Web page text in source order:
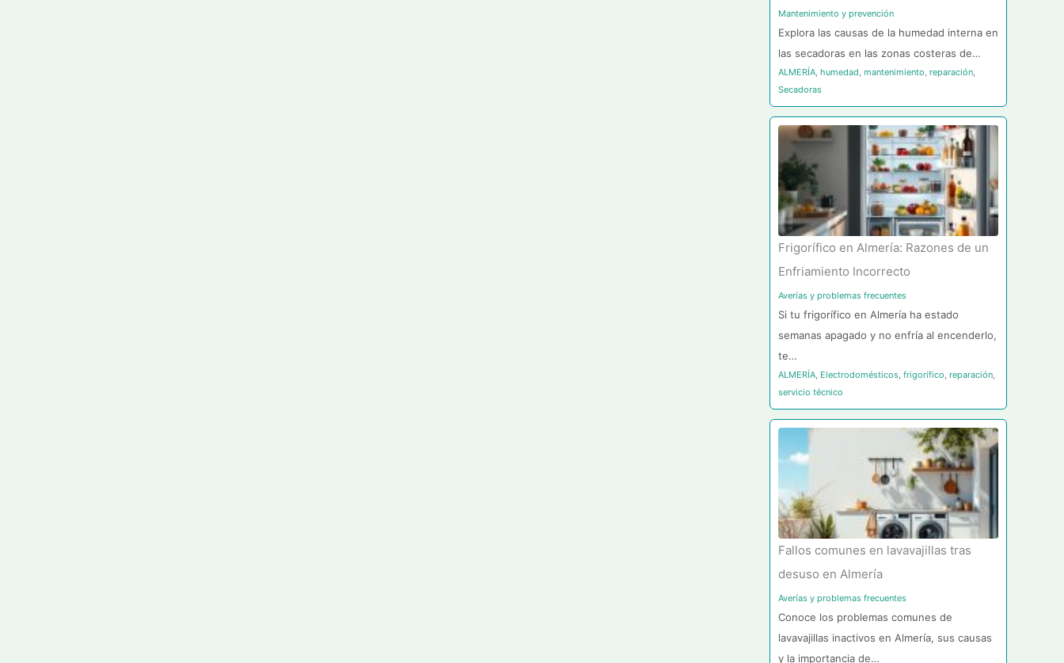
Mantenimiento y prevención
Explora las causas de la humedad interna en
las secadoras en las zonas costeras de…
ALMERÍA, humedad, mantenimiento, reparación,
Secadoras
Frigorífico en Almería: Razones de un
Enfriamiento Incorrecto
Averías y problemas frecuentes
Si tu frigorífico en Almería ha estado
semanas apagado y no enfría al encenderlo,
te…
ALMERÍA, Electrodomésticos, frigorífico, reparación,
servicio técnico
Fallos comunes en lavavajillas tras
desuso en Almería
Averías y problemas frecuentes
Conoce los problemas comunes de
lavavajillas inactivos en Almería, sus causas
y la importancia de…